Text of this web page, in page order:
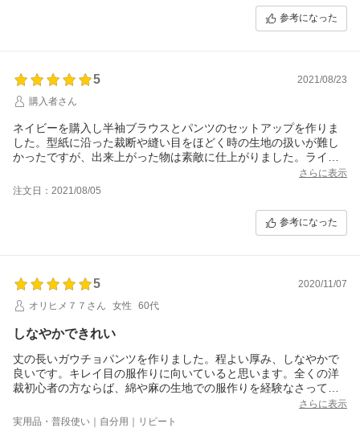
参考になった
5
2021/08/23
購入者さん
ネイビーを購入し半袖ブラウスとパンツのセットアップを作りま
した。型紙に沿った裁断や縫い目をほどく時の生地の扱いが難し
かったですが、出来上がった物は素敵に仕上がりました。ライン
が綺麗で高級感があり、着心地も良いです。綺麗めの服を作る時
はまたこちらの布を購入したいです。
さらに表示
注文日：2021/08/05
参考になった
5
2020/11/07
オリヒメ７７さん
女性 60代
しなやかできれい
丈の長いガウチョパンツを作りました。程よい厚み、しなやかで
良いです。キレイ目の服作りに向いていると思います。全くの洋
裁初心者の方ならば、綿や麻の生地での服作りを経験なさってか
らの方が良いと思いますが、ある程度経験があれば扱えると思い
ます。
さらに表示
実用品・普段使い｜自分用｜リピート